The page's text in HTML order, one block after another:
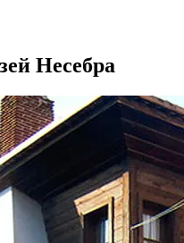
Несебра